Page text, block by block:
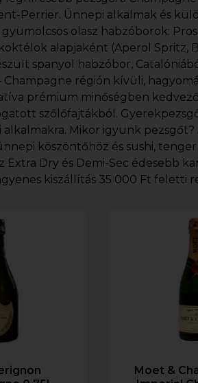
Perrier. Ünnepi alkalmak és
olasz habzóborok:
alapjaként (Aperol Spritz,
spanyol habzóbor,
Champagne régión kívüli,
prémium minőségben
szőlőfajtákból.
Mikor igyunk pezsgőt?
köszöntőhöz és sushi,
Dry és Demi-Sec édesebb
kiszállítás 35 000 Ft feletti
Moet &